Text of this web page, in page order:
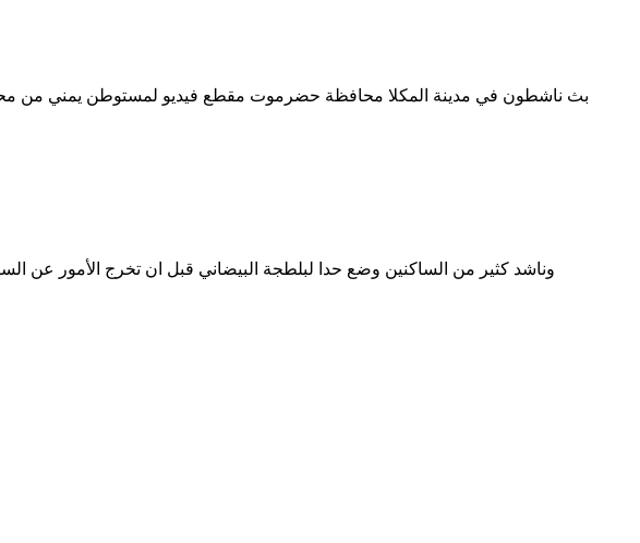
بث ناشطون في مدينة المكلا محافظة حضرموت مقطع فيديو لمستوطن يمني من
وناشد كثير من الساكنين وضع حدا لبلطجة البيضاني قبل ان تخرج الأمور عن